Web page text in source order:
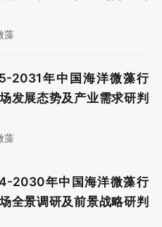
藻
2031年中国海洋微藻行
发展态势及产业需求研判
藻
2030年中国海洋微藻行
全景调研及前景战略研判